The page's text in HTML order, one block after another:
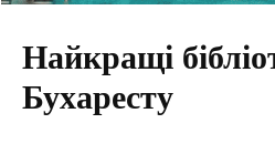
Найкращі
Бухаресту